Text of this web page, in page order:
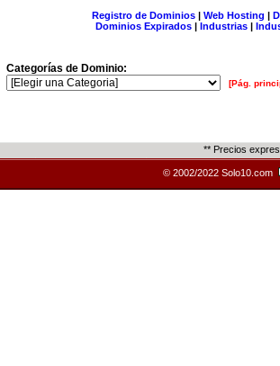
Registro de Dominios| Web Hosting |
Dominios Expirados | Industrias |
Categorías de Dominio:
[Pág.
** Precios
© 2002/2022 Solo10.com